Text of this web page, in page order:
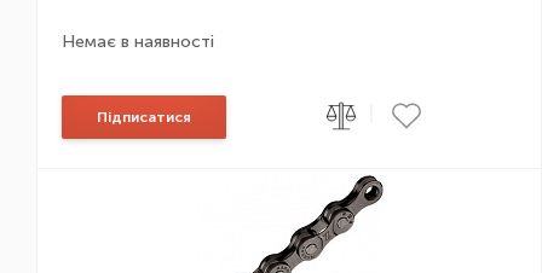
Немає в наявності
Підписатися